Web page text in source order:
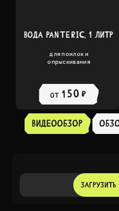
ВОДА PANTERIC, 1 ЛИТР
для поилок и
опрыскивания
от 150 ₽
Видеообзор
ЗАГРУЗИТЬ